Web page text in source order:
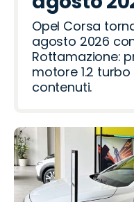
Opel Corsa
agosto 2026
Rottamazione:
motore 1.2
contenuti.